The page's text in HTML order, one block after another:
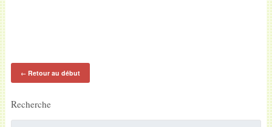
←Retour au début
Recherche